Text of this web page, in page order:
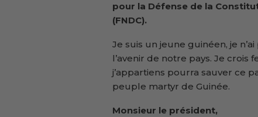
pour la Défense de la
(FNDC).
Je suis un jeune guinéen, je
l’avenir de notre pays. Je
j’appartiens pourra sauver ce
peuple martyr de Guinée.
Monsieur le président,